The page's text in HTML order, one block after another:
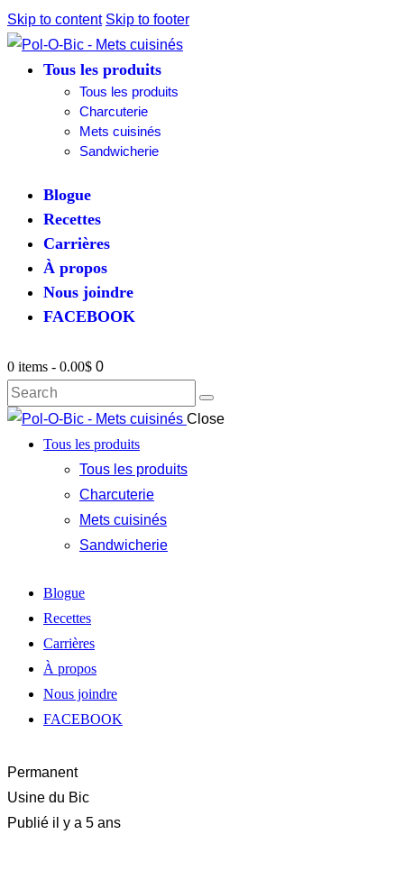
Skip to content Skip to footer
Tous les produits
Tous les produits
Charcuterie
Mets cuisinés
Sandwicherie
Blogue
Recettes
Carrières
À propos
Nous joindre
FACEBOOK
0 items - 0.00$ 0
Close
Tous les produits
Tous les produits
Charcuterie
Mets cuisinés
Sandwicherie
Blogue
Recettes
Carrières
À propos
Nous joindre
FACEBOOK
Permanent
Usine du Bic
Publié il y a 5 ans